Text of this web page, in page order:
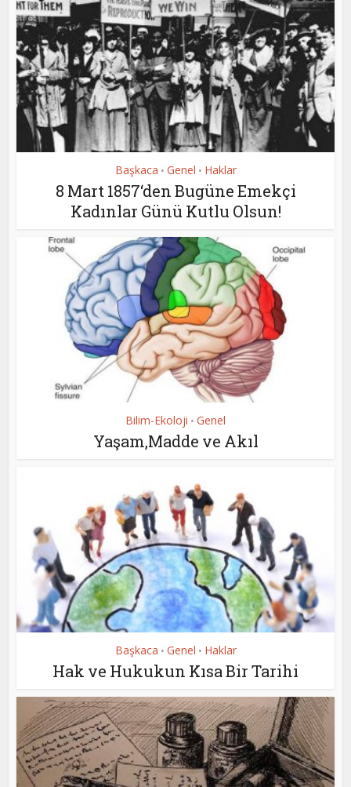
Başkaca • Genel • Haklar
8 Mart 1857‘den Bugüne Emekçi
Kadınlar Günü Kutlu Olsun!
Bilim-Ekoloji • Genel
Yaşam,Madde ve Akıl
Başkaca • Genel • Haklar
Hak ve Hukukun Kısa Bir Tarihi